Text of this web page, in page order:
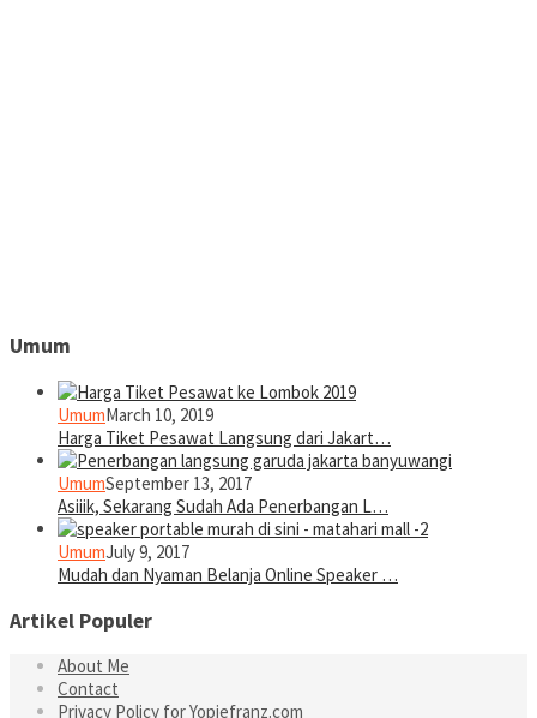
Umum
UmumMarch 10, 2019
Harga Tiket Pesawat Langsung dari Jakart…
UmumSeptember 13, 2017
Asiiik, Sekarang Sudah Ada Penerbangan L…
UmumJuly 9, 2017
Mudah dan Nyaman Belanja Online Speaker …
Artikel Populer
About Me
Contact
Privacy Policy for Yopiefranz.com